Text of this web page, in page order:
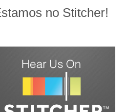
no Stitcher!